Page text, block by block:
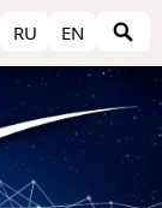
RU EN